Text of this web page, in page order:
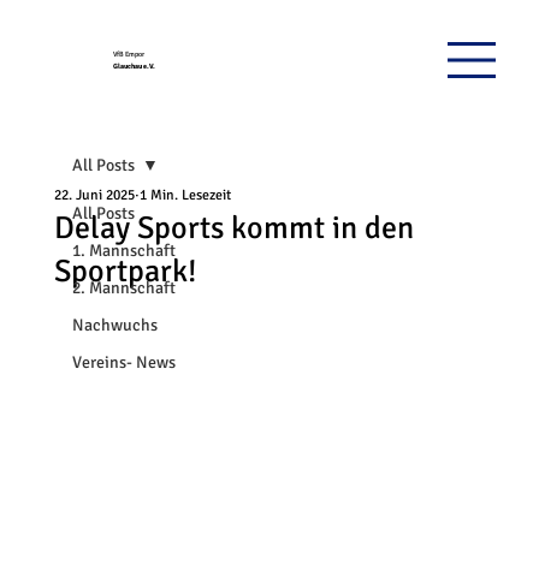
VfB Empor
Glauchau e.V.
All Posts
1. Mannschaft
2. Mannschaft
Nachwuchs
Vereins- News
All Posts
Delay Sports kommt in den
Sportpark!
22. Juni 2025 1 Min. Lesezeit